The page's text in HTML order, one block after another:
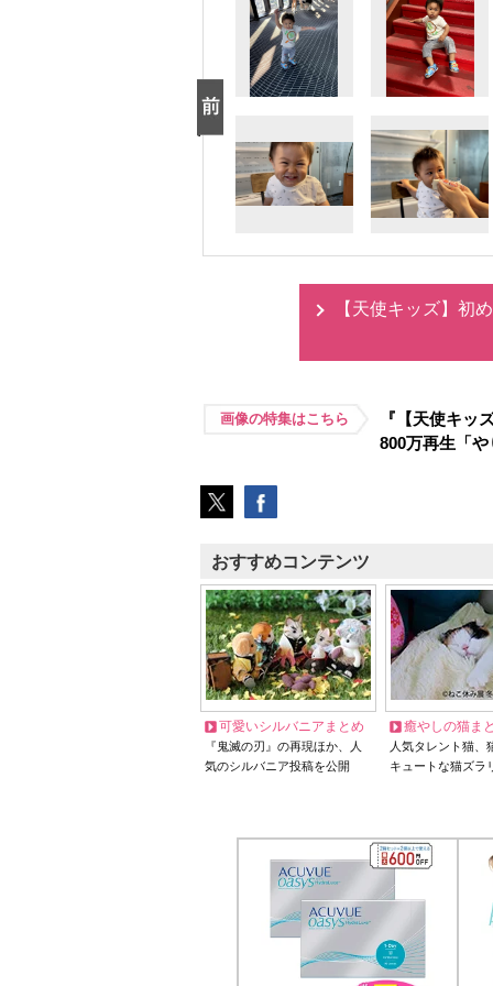
【天使キッズ】初
画像の特集はこちら
『【天使キッ
800万再生「
おすすめコンテンツ
可愛いシルバニアまとめ
『鬼滅の刃』の再現ほか、人
気のシルバニア投稿を公開
癒やしの猫ま
人気タレント猫
キュートな猫ズラ